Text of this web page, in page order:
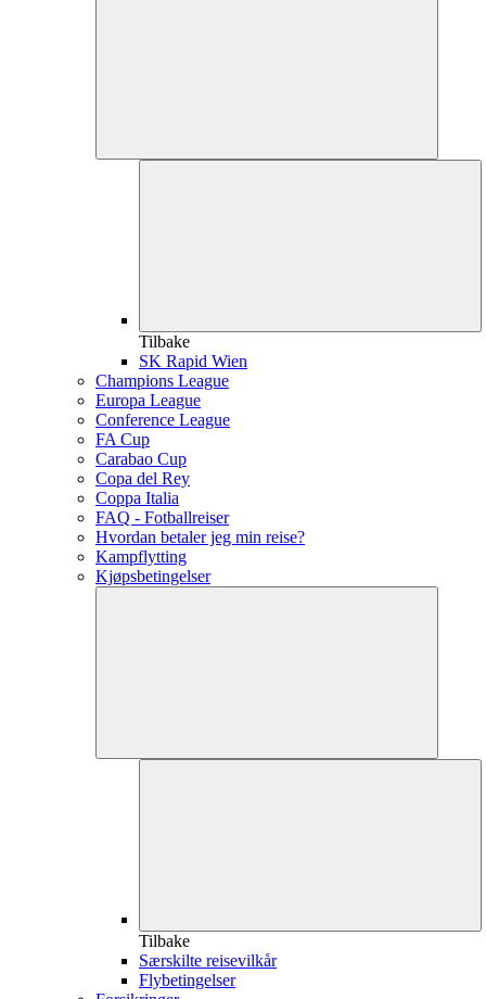
Tilbake
SK Rapid Wien
Champions League
Europa League
Conference League
FA Cup
Carabao Cup
Copa del Rey
Coppa Italia
FAQ - Fotballreiser
Hvordan betaler jeg min reise?
Kampflytting
Kjøpsbetingelser
Tilbake
Særskilte reisevilkår
Flybetingelser